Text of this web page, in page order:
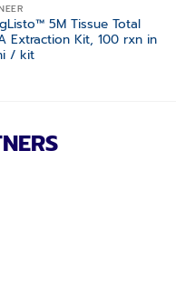
5M Tissue Total
Extraction Kit, 100 rxn in
/ kit